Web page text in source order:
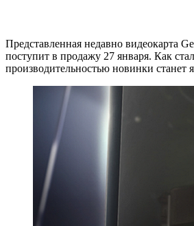
Представленная недавно видеокарта
поступит в продажу 27 января. Как
производительностью новинки станет